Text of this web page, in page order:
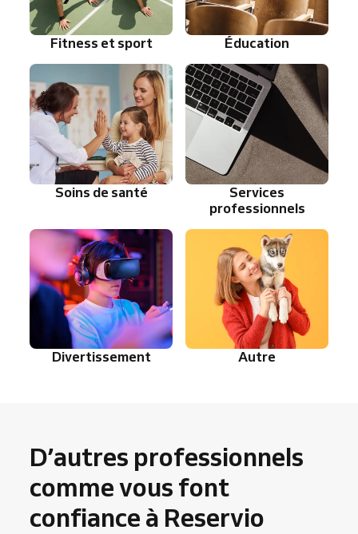
Fitness et sport Éducation
Soins de santé
Services
professionnels
Divertissement Autre
D’autres professionnels
comme vous font
confiance à Reservio